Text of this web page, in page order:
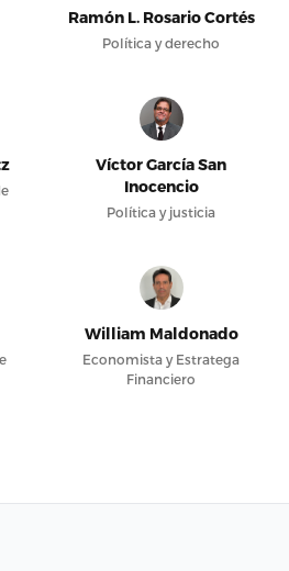
Ramón L. Rosario Cortés
Política y derecho
Víctor García San
Inocencio
Política y justicia
William Maldonado
Economista y Estratega
Financiero